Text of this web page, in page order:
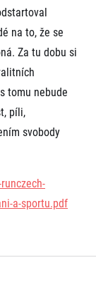
na to, že se
Za tu dobu si
tomu nebude
píli,
svobody
a-sportu.pdf